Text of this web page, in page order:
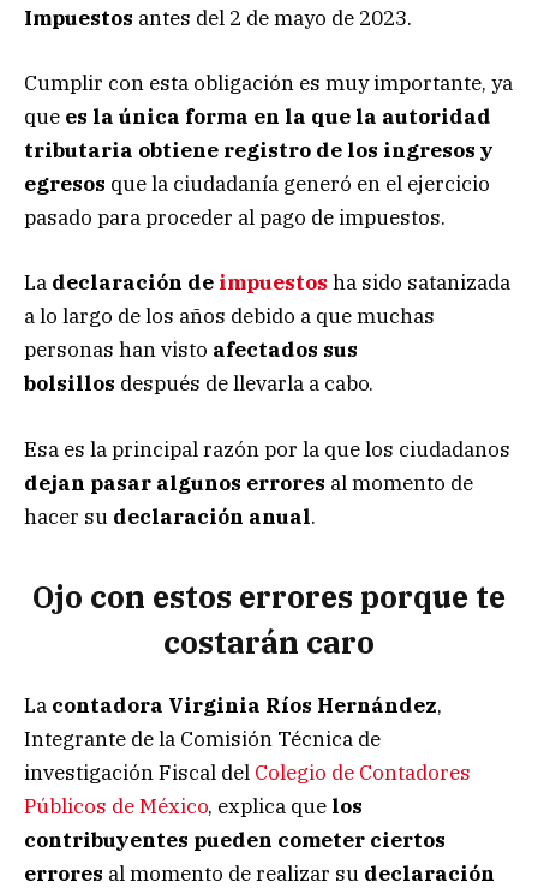
Impuestos antes del 2 de mayo de 2023.
Cumplir con esta obligación es muy importante, ya
que es la única forma en la que la autoridad
tributaria obtiene registro de los ingresos y
egresos que la ciudadanía generó en el ejercicio
pasado para proceder al pago de impuestos.
La declaración de impuestos ha sido satanizada
a lo largo de los años debido a que muchas
personas han visto afectados sus
bolsillos después de llevarla a cabo.
Esa es la principal razón por la que los ciudadanos
dejan pasar algunos errores al momento de
hacer su declaración anual.
Ojo con estos errores porque te
costarán caro
La contadora Virginia Ríos Hernández,
Integrante de la Comisión Técnica de
investigación Fiscal del Colegio de Contadores
Públicos de México, explica que los
contribuyentes pueden cometer ciertos
errores al momento de realizar su declaración